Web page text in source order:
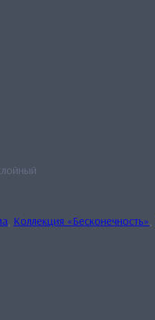
Коллекция «Бесконечность»